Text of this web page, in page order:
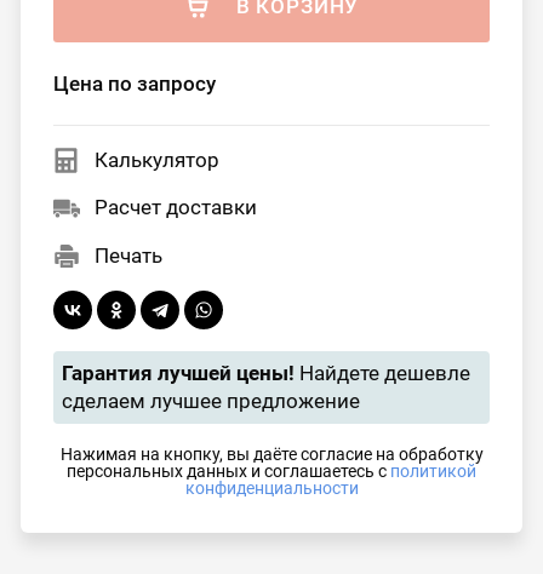
В КОРЗИНУ
Цена по запросу
Калькулятор
Расчет доставки
Печать
Гарантия лучшей цены! Найдете дешевле
сделаем лучшее предложение
Нажимая на кнопку, вы даёте согласие на обработку
персональных данных и соглашаетесь с политикой
конфиденциальности